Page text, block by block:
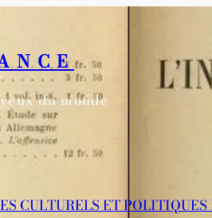
du monde
CULTURELS ET POLITIQUES